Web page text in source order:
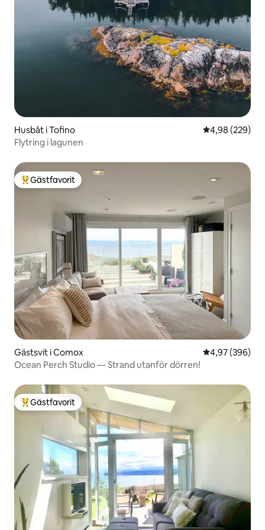
Husbåt i Tofino 4,98 av 5 i
4,98 (229)
Flytring i lagunen
Populär gästfavorit
Gästfavorit
Gästsvit i Comox 4,97 av 5 i
4,97 (396)
Ocean Perch Studio — Strand utanför dörren!
Populär gästfavorit
Gästfavorit